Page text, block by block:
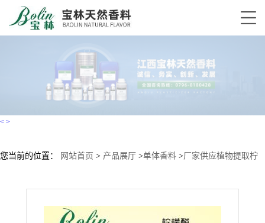
< >
您当前的位置： 网站首页 > 产品展厅 >单体香料 >厂家供应植物提取柠